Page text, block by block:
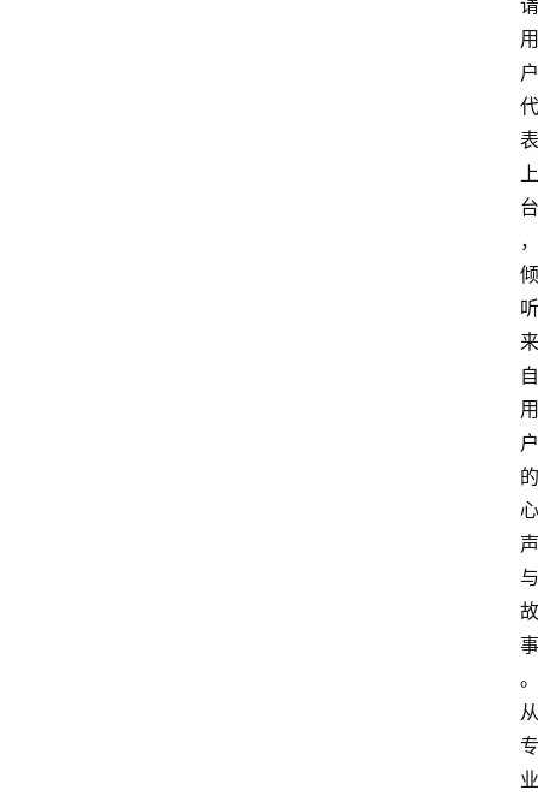
请
用
户
代
表
上
台
，
倾
听
来
自
用
户
的
心
声
与
故
事
。
从
专
业